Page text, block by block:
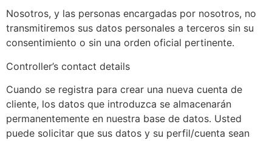
Nosotros, y las personas encargadas por nosotros, no
transmitiremos sus datos personales a terceros sin su
consentimiento o sin una orden oficial pertinente.
Controller’s contact details
Cuando se registra para crear una nueva cuenta de
cliente, los datos que introduzca se almacenarán
permanentemente en nuestra base de datos. Usted
puede solicitar que sus datos y su perfil/cuenta sean